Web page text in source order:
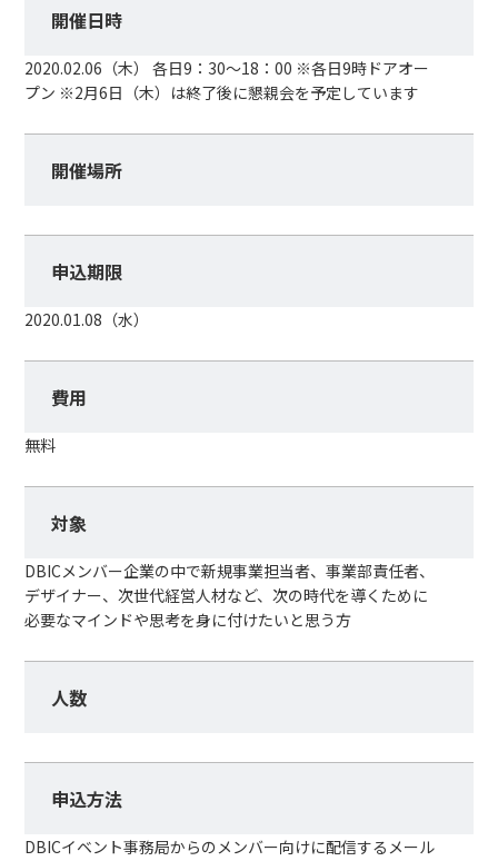
開催日時
2020.02.06（木） 各日9：30～18：00 ※各日9時ドアオー
プン ※2月6日（木）は終了後に懇親会を予定しています
開催場所
申込期限
2020.01.08（水）
費用
無料
対象
DBICメンバー企業の中で新規事業担当者、事業部責任者、
デザイナー、次世代経営人材など、次の時代を導くために
必要なマインドや思考を身に付けたいと思う方
人数
申込方法
DBICイベント事務局からのメンバー向けに配信するメール